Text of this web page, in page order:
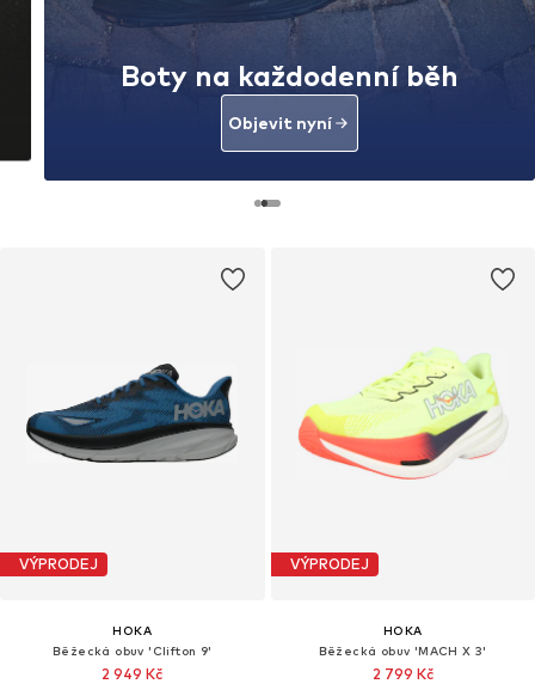
VÝPRODEJ
HOKA
Běžecká obuv 'Clifton 9'
2 949 Kč
Boty na každodenní běh
Objevit nyní
VÝPRODEJ
HOKA
Běžecká obuv 'MACH X 3'
2 799 Kč